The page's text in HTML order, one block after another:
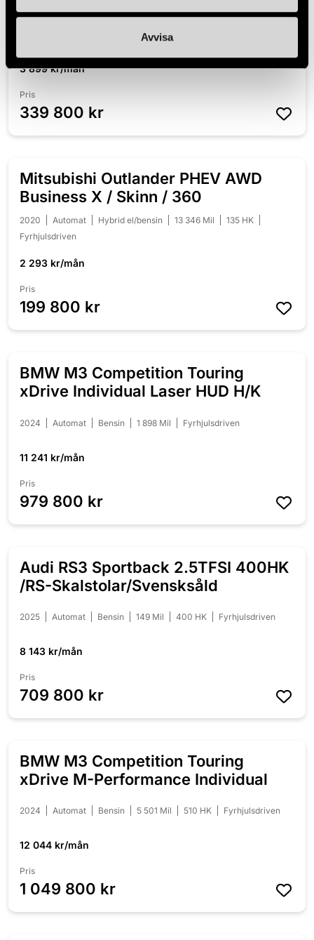
Avvisa
10 995 Mil
3 899 kr/mån
Pris
339 800 kr
NYINKOMMEN
Mitsubishi Outlander PHEV AWD
Business X / Skinn / 360
2020 Automat Hybrid el/bensin 13 346 Mil
135 HK
Fyrhjulsdriven
2 293 kr/mån
Pris
199 800 kr
NYINKOMMEN
BMW M3 Competition Touring
xDrive Individual Laser HUD H/K
2024 Automat Bensin 1 898 Mil Fyrhjulsdriven
11 241 kr/mån
Pris
979 800 kr
NYINKOMMEN
Audi RS3 Sportback 2.5TFSI 400HK
/RS-Skalstolar/Svensksåld
2025 Automat Bensin 149 Mil 400 HK Fyrhjulsdriven
8 143 kr/mån
Pris
709 800 kr
NYINKOMMEN
BMW M3 Competition Touring
xDrive M-Performance Individual
2024 Automat Bensin 5 501 Mil 510 HK Fyrhjulsdriven
12 044 kr/mån
Pris
1 049 800 kr